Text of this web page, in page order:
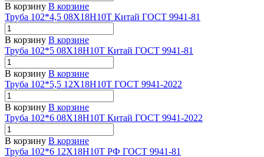
В корзину В корзине
Труба 102*4,5 08Х18Н10Т Китай ГОСТ 9941-81
В корзину В корзине
Труба 102*5 08Х18Н10Т Китай ГОСТ 9941-81
В корзину В корзине
Труба 102*5,5 12Х18Н10Т ГОСТ 9941-2022
В корзину В корзине
Труба 102*6 08Х18Н10Т Китай ГОСТ 9941-2022
В корзину В корзине
Труба 102*6 12Х18Н10Т РФ ГОСТ 9941-81